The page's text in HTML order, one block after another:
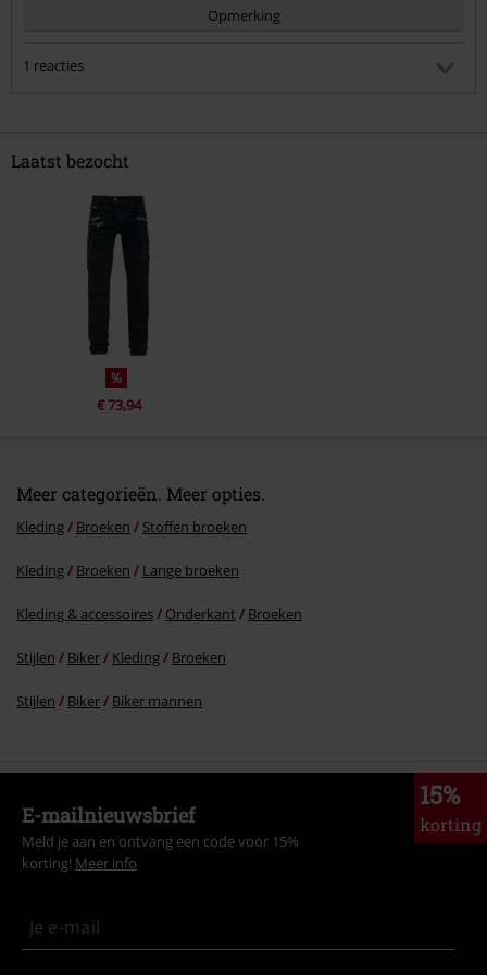
Opmerking
Commentaar versturen
1 reacties
snel bij de binnenkant van de dijen,helaas want vind de
Heeft deze reactie je geholpen?
Laatst bezocht
%
€ 73,94
Meer categorieën. Meer opties.
Kleding Broeken Stoffen broeken
Kleding Broeken Lange broeken
Kleding & accessoires Onderkant Broeken
Stijlen Biker Kleding Broeken
Stijlen Biker Biker mannen
15%
korting
E-mailnieuwsbrief
Meld je aan en ontvang een code voor 15%
korting! Meer info